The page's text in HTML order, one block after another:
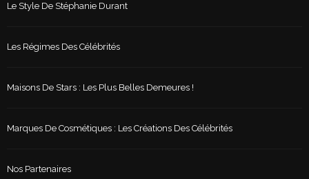
Le Style De Stéphanie Durant
Les Régimes Des Célébrités
Maisons De Stars : Les Plus Belles Demeures !
Marques De Cosmétiques : Les Créations Des Célébrités
Nos Partenaires